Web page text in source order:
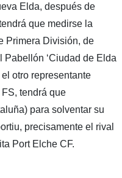
Elda, después de
que medirse la
Primera División, de
‘Ciudad de Elda
otro representante
tendrá que
para solventar su
precisamente el rival
Port Elche CF.